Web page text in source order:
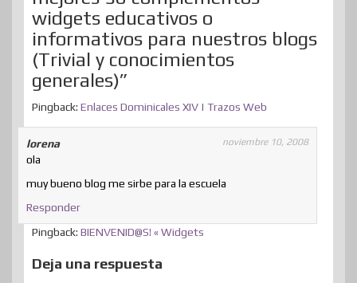
widgets educativos o
informativos para nuestros blogs
(Trivial y conocimientos
generales)”
Pingback: Enlaces Dominicales XIV | Trazos Web
lorena noviembre 10, 2008
ola
muy bueno blog me sirbe para la escuela
Responder
Pingback: BIENVENID@S! « Widgets
Deja una respuesta